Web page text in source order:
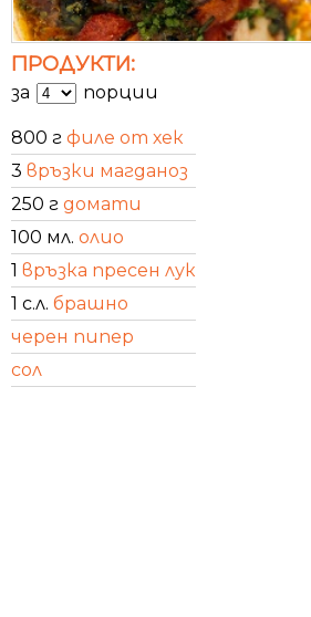
ПРОДУКТИ:
за порции
800 г филе от хек
3 връзки магданоз
250 г домати
100 мл. олио
1 връзка пресен лук
1 с.л. брашно
черен пипер
сол